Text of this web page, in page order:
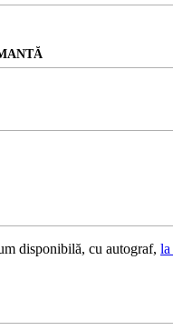
disponibilă, cu autograf, la